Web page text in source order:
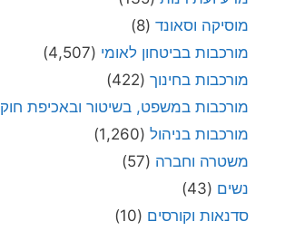
מוסיקה וסאונד (8)
מורכבות בביטחון לאומי (4,507)
מורכבות בחינוך (422)
מורכבות במשפט, בשיטור ובאכיפת חוק
מורכבות בניהול (1,260)
משטרה וחברה (57)
נשים (43)
סדנאות וקורסים (10)